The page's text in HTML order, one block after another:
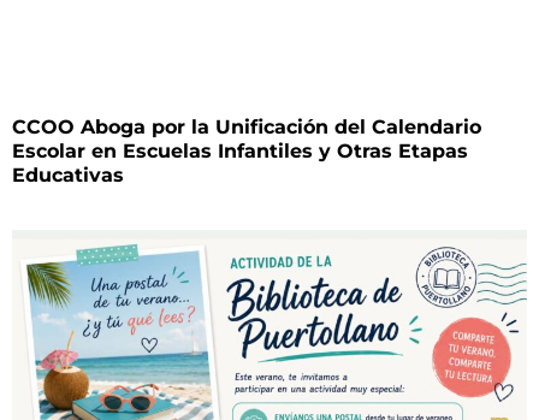
CCOO Aboga por la Unificación del Calendario
Escolar en Escuelas Infantiles y Otras Etapas
Educativas